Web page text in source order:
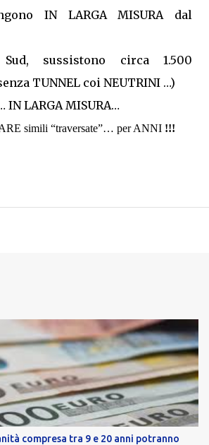
IN LARGA MISURA dal
sussistono circa 1.500
TUNNEL coi NEUTRINI …)
LARGA MISURA…
simili “traversate”… per ANNI !!!
compresa tra 9 e 20 anni potranno